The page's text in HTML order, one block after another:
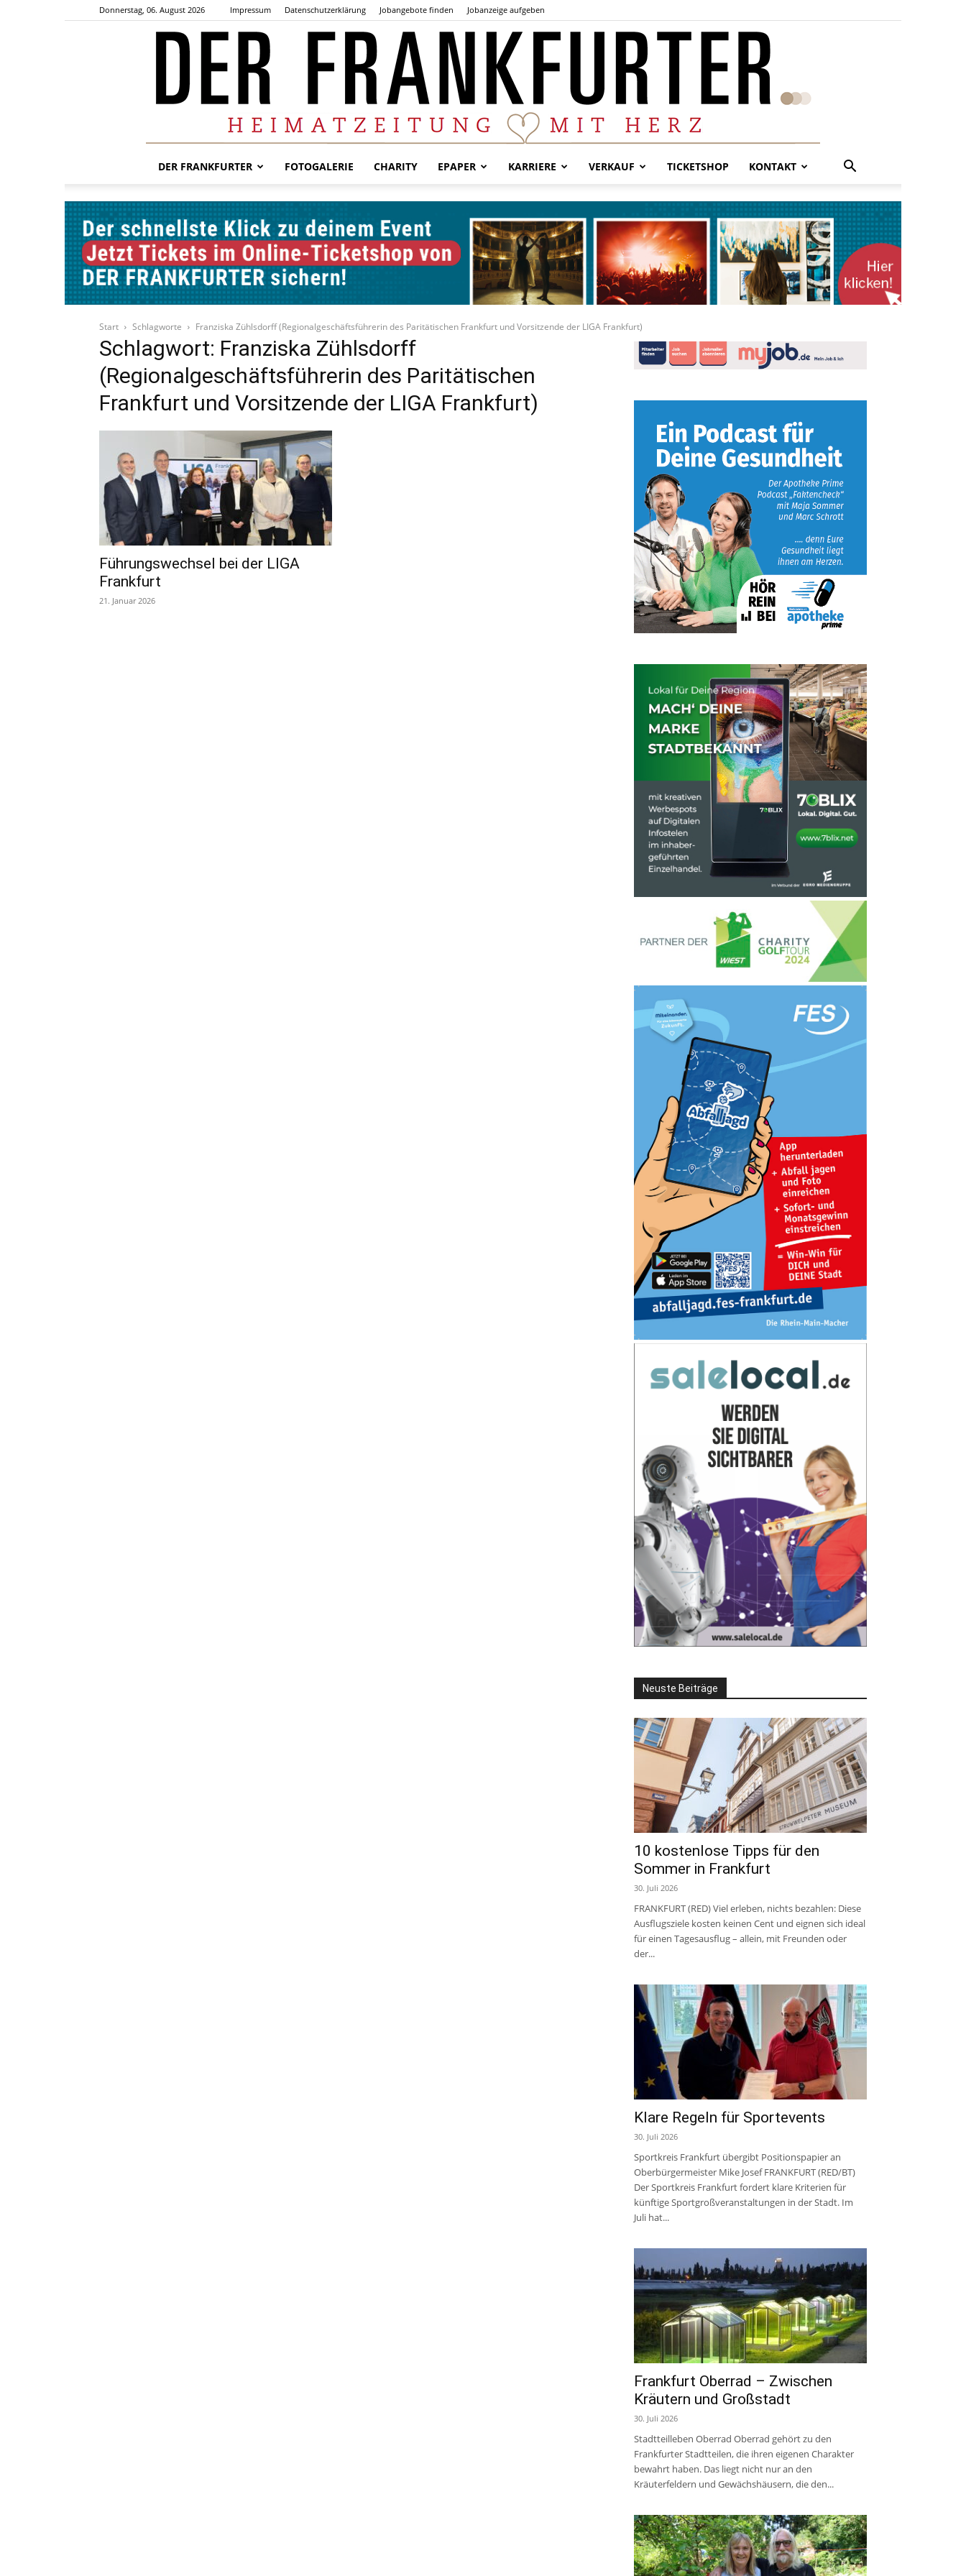
Donnerstag, 06. August 2026 Impressum Datenschutzerklärung Jobangebote finden Jobanzeige aufgeben
Frankfurter
DER FRANKFURTER FOTOGALERIE CHARITY EPAPER KARRIERE VERKAUF TICKETSHOP KONTAKT
Start Schlagworte Franziska Zühlsdorff (Regionalgeschäftsführerin des Paritätischen Frankfurt und Vorsitzende der LIGA Frankfurt)
Schlagwort: Franziska Zühlsdorff
(Regionalgeschäftsführerin des Paritätischen
Frankfurt und Vorsitzende der LIGA Frankfurt)
Führungswechsel bei der LIGA
Frankfurt
21. Januar 2026
Neuste Beiträge
10 kostenlose Tipps für den
Sommer in Frankfurt
30. Juli 2026
FRANKFURT (RED) Viel erleben, nichts bezahlen: Diese
Ausflugsziele kosten keinen Cent und eignen sich ideal
für einen Tagesausflug – allein, mit Freunden oder
der...
Klare Regeln für Sportevents
30. Juli 2026
Sportkreis Frankfurt übergibt Positionspapier an
Oberbürgermeister Mike Josef FRANKFURT (RED/BT)
Der Sportkreis Frankfurt fordert klare Kriterien für
künftige Sportgroßveranstaltungen in der Stadt. Im
Juli hat...
Frankfurt Oberrad – Zwischen
Kräutern und Großstadt
30. Juli 2026
Stadtteilleben Oberrad Oberrad gehört zu den
Frankfurter Stadtteilen, die ihren eigenen Charakter
bewahrt haben. Das liegt nicht nur an den
Kräuterfeldern und Gewächshäusern, die den...